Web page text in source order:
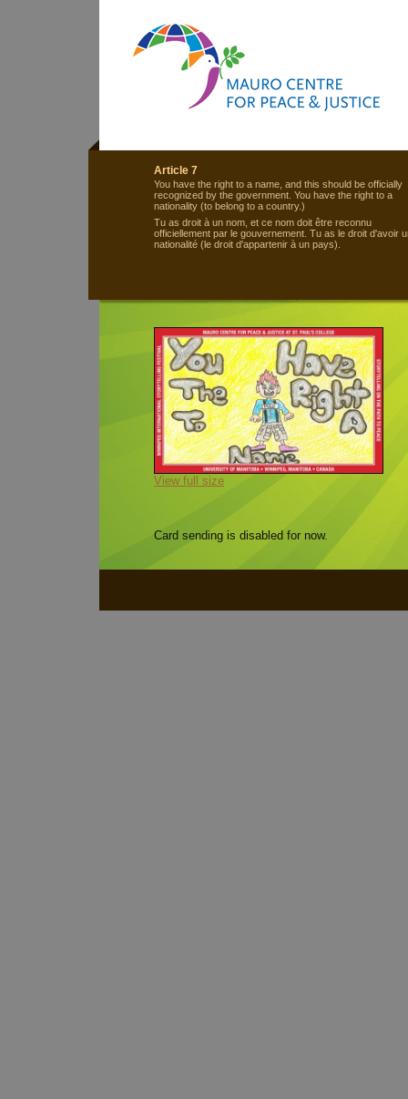
Article 7
You have the right to a name, and this should be officially
recognized by the government. You have the right to a
nationality (to belong to a country.)
Tu as droit à un nom, et ce nom doit être reconnu
officiellement par le gouvernement. Tu as le droit d'avoir
nationalité (le droit d'appartenir à un pays).
View full size
Card sending is disabled for now.